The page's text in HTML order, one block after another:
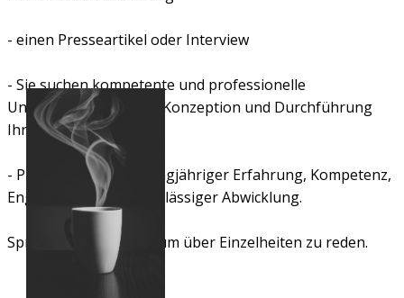
- einen Presseartikel oder Interview
- Sie suchen kompetente und professionelle
Unterstützung bei der Konzeption und Durchführung
Ihres Projektes?
- Profitieren Sie von langjähriger Erfahrung, Kompetenz,
Engagement und zuverlässiger Abwicklung.
Sprechen Sie mich an, um über Einzelheiten zu reden.